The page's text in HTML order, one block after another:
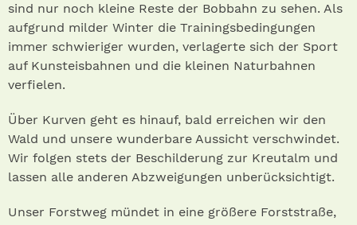
sind nur noch kleine Reste der Bobbahn zu sehen. Als
aufgrund milder Winter die Trainingsbedingungen
immer schwieriger wurden, verlagerte sich der Sport
auf Kunsteisbahnen und die kleinen Naturbahnen
verfielen.
Über Kurven geht es hinauf, bald erreichen wir den
Wald und unsere wunderbare Aussicht verschwindet.
Wir folgen stets der Beschilderung zur Kreutalm und
lassen alle anderen Abzweigungen unberücksichtigt.
Unser Forstweg mündet in eine größere Forststraße,